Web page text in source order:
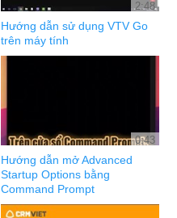
2:48
Hướng dẫn sử dụng VTV Go
trên máy tính
0:43
Hướng dẫn mở Advanced
Startup Options bằng
Command Prompt